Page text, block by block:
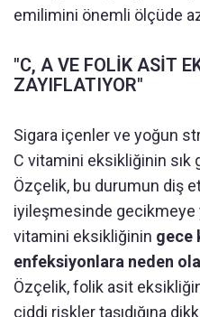
emilimini önemli ölçüde
"C, A VE FOLİK ASİT
ZAYIFLATIYOR"
Sigara içenler ve yoğun
C vitamini eksikliğinin
Özçelik, bu durumun diş
iyileşmesinde gecikmeye
vitamini eksikliğinin gece
enfeksiyonlara neden
Özçelik, folik asit
ciddi riskler taşıdığına